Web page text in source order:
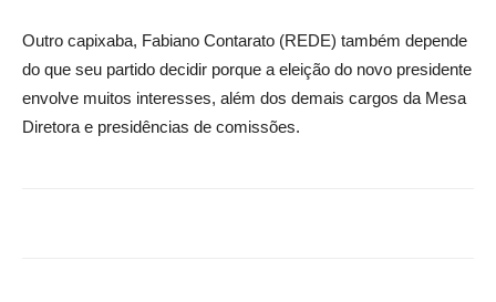
Outro capixaba, Fabiano Contarato (REDE) também depende
do que seu partido decidir porque a eleição do novo presidente
envolve muitos interesses, além dos demais cargos da Mesa
Diretora e presidências de comissões.